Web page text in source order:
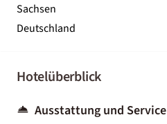
Sachsen
Deutschland
Hotelüberblick
Ausstattung und Service